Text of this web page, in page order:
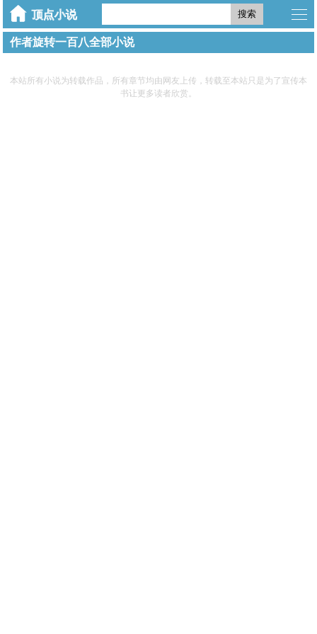
搜索
作者旋转一百八全部小说
本站所有小说为转载作品，所有章节均由网友上传，转载至本站只是为了宣传本
书让更多读者欣赏。